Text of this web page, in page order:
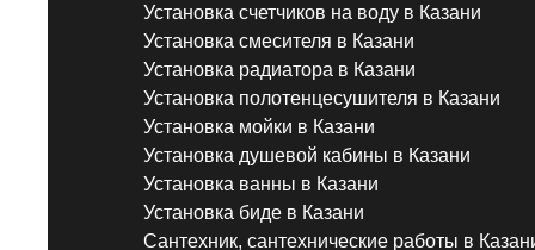
Установка счетчиков на воду в Казани
Установка смесителя в Казани
Установка радиатора в Казани
Установка полотенцесушителя в Казани
Установка мойки в Казани
Установка душевой кабины в Казани
Установка ванны в Казани
Установка биде в Казани
Сантехник, сантехнические работы в